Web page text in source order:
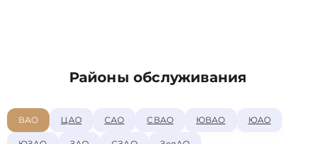
Районы обслуживания
ВАО ЦАО САО СВАО ЮВАО ЮАО